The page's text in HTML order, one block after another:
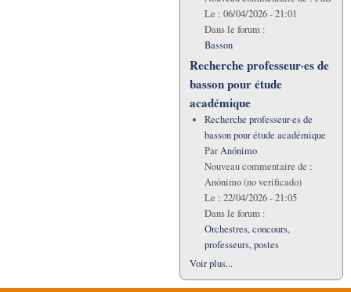
Le : 06/04/2026 - 21:01
Dans le forum :
Basson
Recherche professeur·es de
basson pour étude
académique
Recherche professeur·es de
basson pour étude académique
ParAnónimo
Nouveau commentaire de :
Anónimo (no verificado)
Le : 22/04/2026 - 21:05
Dans le forum :
Orchestres, concours,
professeurs, postes
Voir plus...